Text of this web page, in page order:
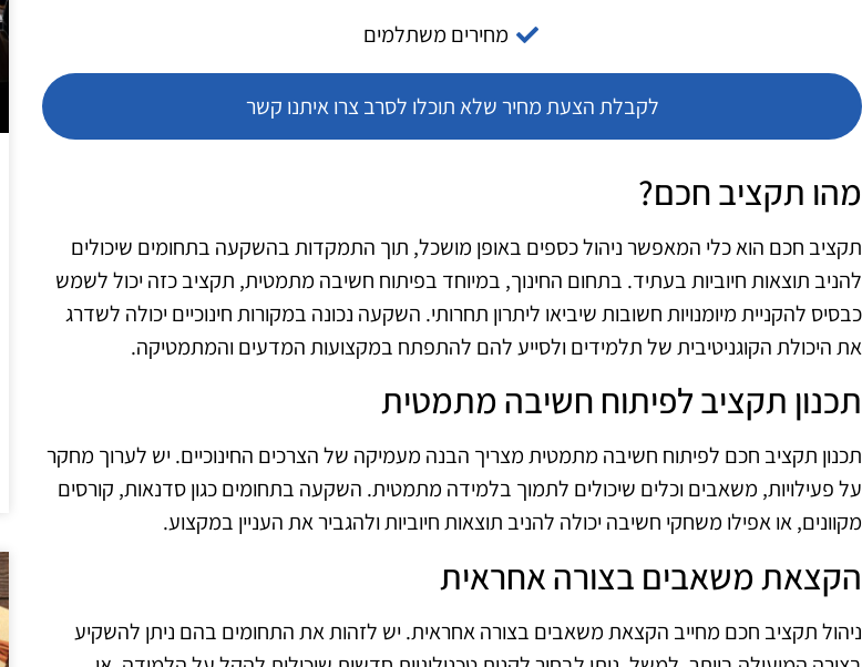
מחירים משתלמים
לקבלת הצעת מחיר שלא תוכלו לסרב צרו איתנו קשר
מהו תקציב חכם?
תקציב חכם הוא כלי המאפשר ניהול כספים באופן מושכל, תוך התמקדות בהשקעה בתחומים שיכולים
להניב תוצאות חיוביות בעתיד. בתחום החינוך, במיוחד בפיתוח חשיבה מתמטית, תקציב כזה יכול לשמש
כבסיס להקניית מיומנויות חשובות שיביאו ליתרון תחרותי. השקעה נכונה במקורות חינוכיים יכולה לשדרג
את היכולת הקוגניטיבית של תלמידים ולסייע להם להתפתח במקצועות המדעים והמתמטיקה.
תכנון תקציב לפיתוח חשיבה מתמטית
תכנון תקציב חכם לפיתוח חשיבה מתמטית מצריך הבנה מעמיקה של הצרכים החינוכיים. יש לערוך מחקר
על פעילויות, משאבים וכלים שיכולים לתמוך בלמידה מתמטית. השקעה בתחומים כגון סדנאות, קורסים
מקוונים, או אפילו משחקי חשיבה יכולה להניב תוצאות חיוביות ולהגביר את העניין במקצוע.
הקצאת משאבים בצורה אחראית
ניהול תקציב חכם מחייב הקצאת משאבים בצורה אחראית. יש לזהות את התחומים בהם ניתן להשקיע